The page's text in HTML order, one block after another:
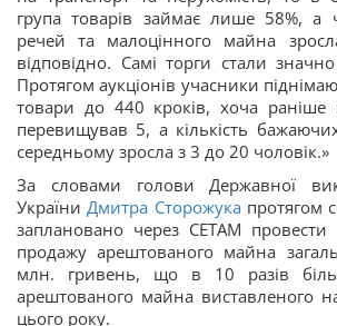
група товарів займає лише 58%, а
речей та малоцінного майна
відповідно. Самі торги стали
Протягом аукціонів учасники
товари до 440 кроків, хоча
перевищував 5, а кількість
середньому зросла з 3 до 20 чоловік.»
За словами голови Державної
УкраїниДмитра Сторожука протягом
заплановано через СЕТАМ провести
продажу арештованого майна
млн. гривень, що в 10 разів
арештованого майна виставленого
цього року.